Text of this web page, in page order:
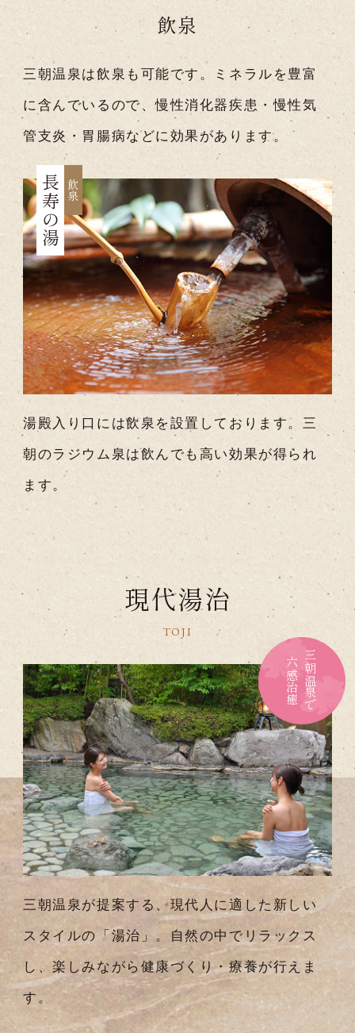
飲泉
三朝温泉は飲泉も可能です。ミネラルを豊富
に含んでいるので、慢性消化器疾患・慢性気
管支炎・胃腸病などに効果があります。
飲泉
長寿の湯
湯殿入り口には飲泉を設置しております。三
朝のラジウム泉は飲んでも高い効果が得られ
ます。
TOJI
現代湯治
三朝温泉で
六感治癒
三朝温泉が提案する、現代人に適した新しい
スタイルの「湯治」。自然の中でリラックス
し、楽しみながら健康づくり・療養が行えま
す。